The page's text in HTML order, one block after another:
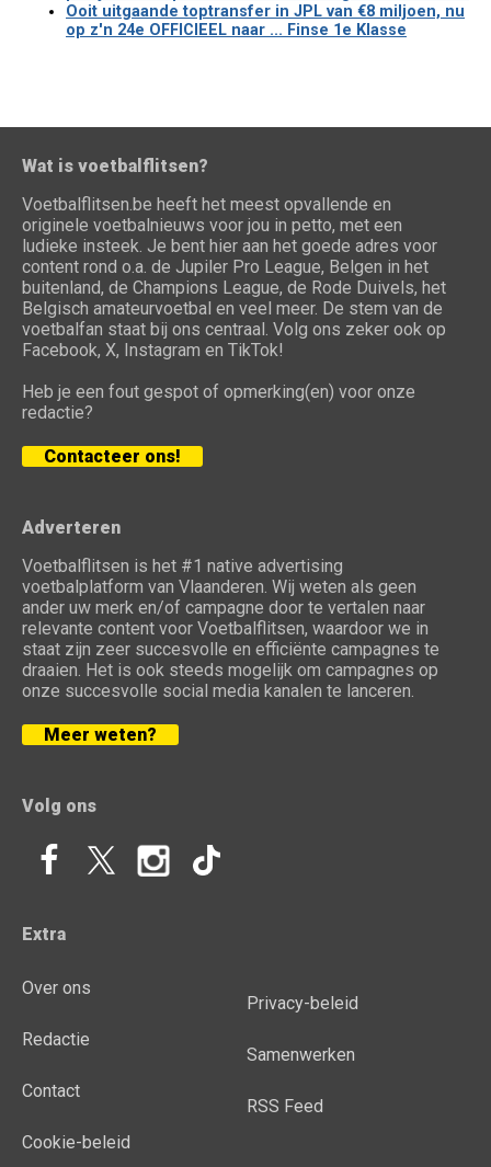
Ooit uitgaande toptransfer in JPL van €8 miljoen, nu
op z'n 24e OFFICIEEL naar ... Finse 1e Klasse
Wat is voetbalflitsen?
Voetbalflitsen.be heeft het meest opvallende en
originele voetbalnieuws voor jou in petto, met een
ludieke insteek. Je bent hier aan het goede adres voor
content rond o.a. de Jupiler Pro League, Belgen in het
buitenland, de Champions League, de Rode Duivels, het
Belgisch amateurvoetbal en veel meer. De stem van de
voetbalfan staat bij ons centraal. Volg ons zeker ook op
Facebook, X, Instagram en TikTok!
Heb je een fout gespot of opmerking(en) voor onze
redactie?
Contacteer ons!
Adverteren
Voetbalflitsen is het #1 native advertising
voetbalplatform van Vlaanderen. Wij weten als geen
ander uw merk en/of campagne door te vertalen naar
relevante content voor Voetbalflitsen, waardoor we in
staat zijn zeer succesvolle en efficiënte campagnes te
draaien. Het is ook steeds mogelijk om campagnes op
onze succesvolle social media kanalen te lanceren.
Meer weten?
Volg ons
Extra
Over ons
Redactie
Contact
Cookie-beleid
Privacy-beleid
Samenwerken
RSS Feed